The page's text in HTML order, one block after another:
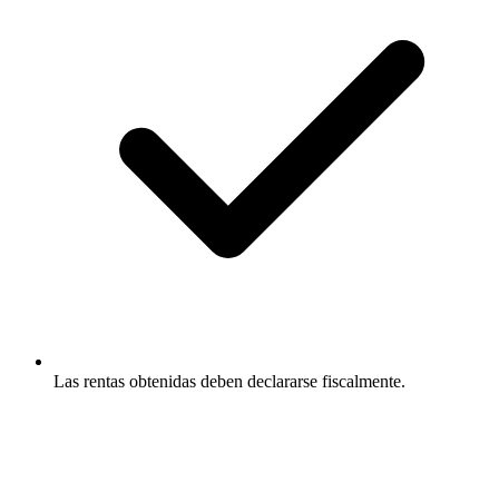
Las rentas obtenidas deben declararse fiscalmente.